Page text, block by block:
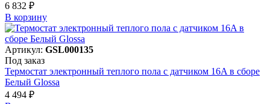
6 832 ₽
В корзинy
Артикул: GSL000135
Под заказ
Термостат электронный теплого пола с датчиком 16A в сборе
Белый Glossa
4 494 ₽